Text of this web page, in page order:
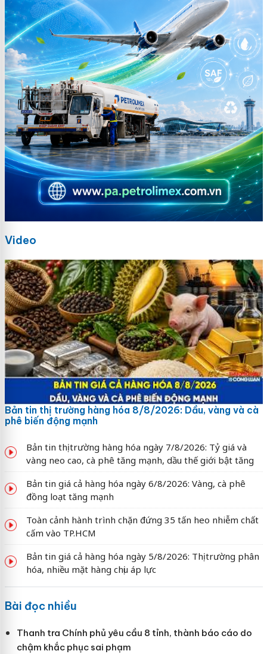
Video
Bản tin thị trường hàng hóa 8/8/2026: Dầu, vàng và cà
phê biến động mạnh
Bản tin thị trường hàng hóa ngày 7/8/2026: Tỷ giá và
vàng neo cao, cà phê tăng mạnh, dầu thế giới bật tăng
Bản tin giá cả hàng hóa ngày 6/8/2026: Vàng, cà phê
đồng loạt tăng mạnh
Toàn cảnh hành trình chặn đứng 35 tấn heo nhiễm chất
cấm vào TP.HCM
Bản tin giá cả hàng hóa ngày 5/8/2026: Thị trường phân
hóa, nhiều mặt hàng chịu áp lực
Bài đọc nhiều
Thanh tra Chính phủ yêu cầu 8 tỉnh, thành báo cáo do
chậm khắc phục sai phạm